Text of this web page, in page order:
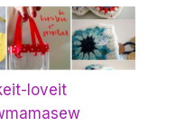
loveit